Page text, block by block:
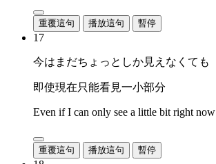
重覆這句 播放這句 暫停
17
今はまだちょっとしか見えなくても
即使現在只能看見一小部分
Even if I can only see a little bit right now
重覆這句 播放這句 暫停